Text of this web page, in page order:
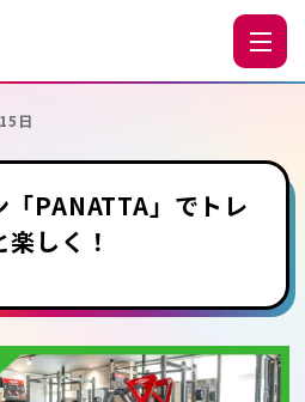
日
PANATTA」でトレ
しく！